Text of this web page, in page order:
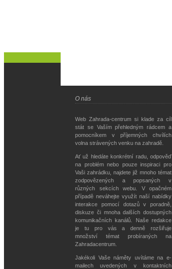
O nás
Web Zahrada-centrum si klade za cíl
stát se Vaším přehledným rádcem a
pomocníkem v příjemných chvílích
volna strávených venku na zahradě.
Ať už hledáte konkrétní radu, odpověď
na problém nebo pouze inspiraci pro
Vaši zahrádku, najdete již mnoho témat
zodpovězených a popsaných v
různých sekcích webu. V opačném
případě neváhejte využít naší nabídky
interakce pomocí dotazů v poradně,
diskuze či mnoha dalších dostupných
komunikačních kanálů. Naše redakce
je tu pro vás a denně rozšiřuje
množství témat probíraných na
Zahradacentrum.
Jakékoli Vaše náměty uvítáme na e-
mailech uvedených v kontaktních